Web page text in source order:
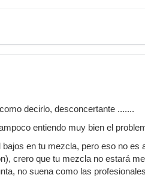
decirlo, desconcertante .......
entiendo muy bien el
en tu mezcla, pero eso no
crero que tu mezcla no estará
no suena como las